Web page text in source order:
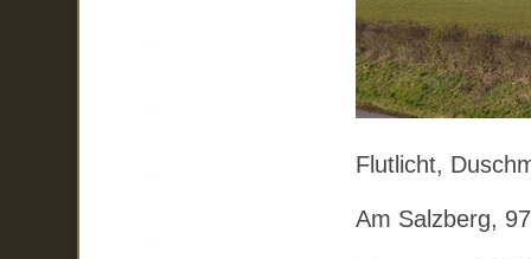
Flutlicht,
Am Salzberg,